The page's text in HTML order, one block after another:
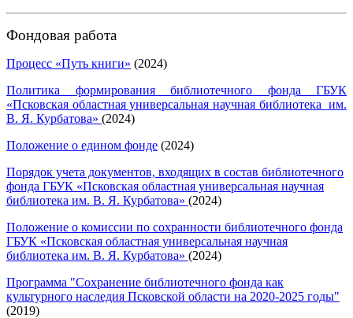
Фондовая работа
Процесс «Путь книги» (2024)
Политика формирования библиотечного фонда ГБУК
«Псковская областная универсальная научная библиотека им.
В. Я. Курбатова» (2024)
Положение о едином фонде (2024)
Порядок учета документов, входящих в состав библиотечного
фонда ГБУК «Псковская областная универсальная научная
библиотека им. В. Я. Курбатова» (2024)
Положение о комиссии по сохранности библиотечного фонда
ГБУК «Псковская областная универсальная научная
библиотека им. В. Я. Курбатова» (2024)
Программа "Сохранение библиотечного фонда как
культурного наследия Псковской области на 2020-2025 годы"
(2019)